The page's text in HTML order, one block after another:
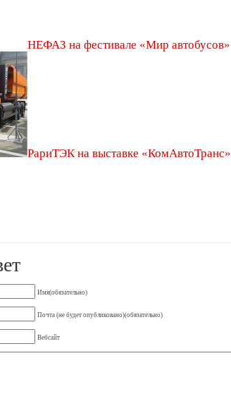
НЕФАЗ на фестивале «Мир автобусов»
РариТЭК на выставке «КомАвтоТранс»
Имя(обязательно)
Почта (не будет опубликовано)(обязательно)
Вебсайт